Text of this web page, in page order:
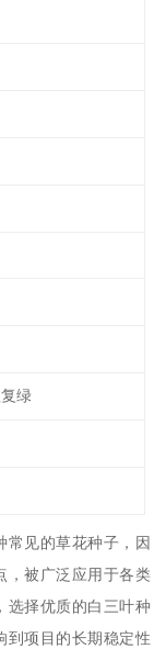
绿
常见的草花种子，因
，被广泛应用于各类
选择优质的白三叶种
到项目的长期稳定性